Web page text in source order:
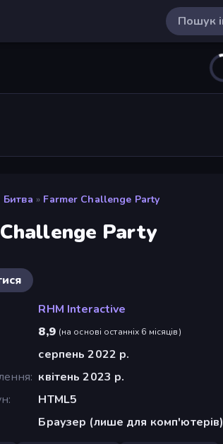
Битва » Farmer Challenge Party
Party
RHM Interactive
8,9 (на основі останніх 6 місяців)
серпень 2022 р.
квітень 2023 р.
HTML5
Браузер (лише для комп'ютерів)